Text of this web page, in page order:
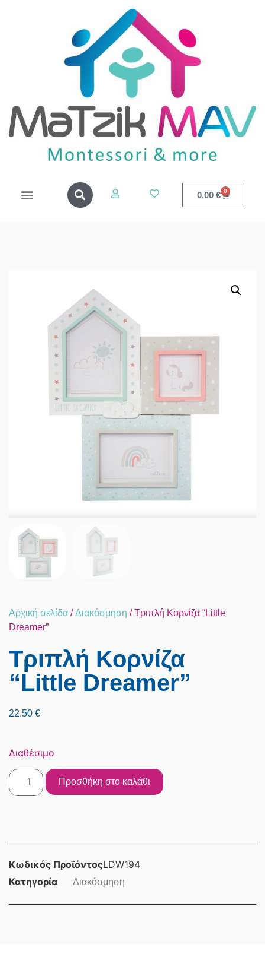
0.00 € 0
Αρχική σελίδα /Διακόσμηση / Τριπλή Κορνίζα “Little
Dreamer”
Τριπλή Κορνίζα
“Little Dreamer”
22.50 €
Διαθέσιμο
Προσθήκη στο καλάθι
Κωδικός ΠροϊόντοςLDW194
Κατηγορία
Διακόσμηση